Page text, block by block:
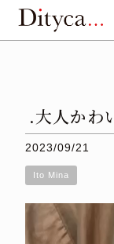
.大人かわ
2023/09/21
Ito Mina